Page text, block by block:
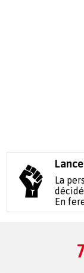
La
En
7